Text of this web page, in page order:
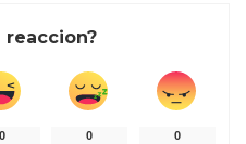
reaccion?
0 0 0